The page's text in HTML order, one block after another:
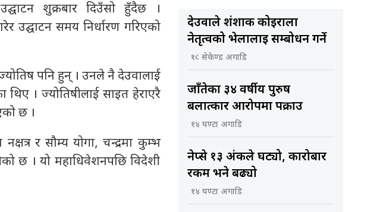
शुक्रबार दिउँसो हुँदैछ ।
उद्घाटन समय निर्धारण गरिएको
पनि हुन् । उनले नै देउवालाई
थिए । ज्योतिषीलाई साइत हेराएरै
छ ।
र सौम्य योगा, चन्द्रमा कुम्भ
छ । यो महाधिवेशनपछि विदेशी
देउवाले शंशाक कोइराला
नेतृत्वको भेलालाई सम्बोधन गर्ने
१८ सेकेण्ड अगाडि
जाँतेका ३४ वर्षीय पुरुष
बलात्कार आरोपमा पक्राउ
१४ घण्टा अगाडि
नेप्से १३ अंकले घट्यो, कारोबार
रकम भने बढ्यो
१४ घण्टा अगाडि